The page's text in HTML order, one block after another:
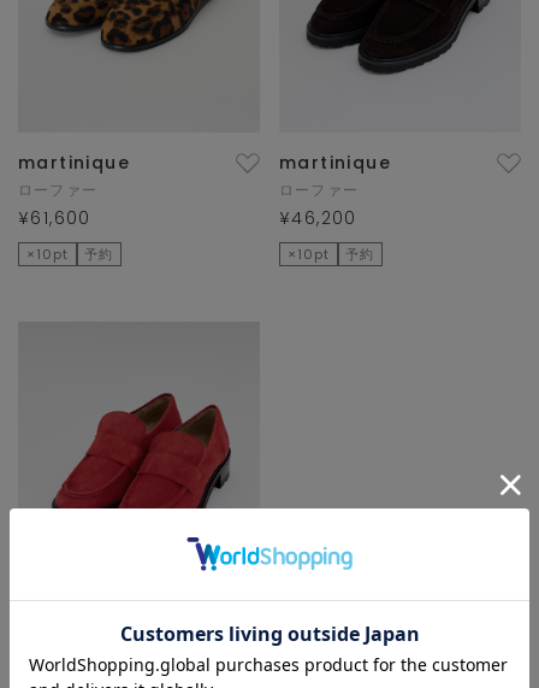
martinique
ローファー
¥61,600
×10pt 予約
martinique
ローファー
¥46,200
×10pt 予約
ローファー